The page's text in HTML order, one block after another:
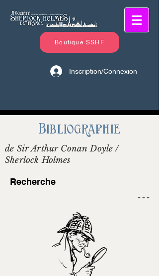
Boutique SSHF
Inscription/Connexion
Bibliographie
de Sir Arthur Conan Doyle /
Sherlock Holmes
Recherche
- - -